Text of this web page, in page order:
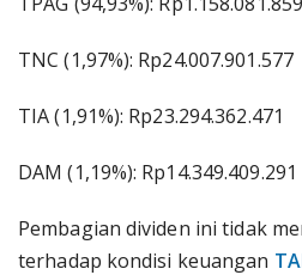
TNC (1,97%): Rp24.007.901.577
TIA (1,91%): Rp23.294.362.471
DAM (1,19%): Rp14.349.409.291
Pembagian dividen ini tidak
terhadap kondisi keuangan